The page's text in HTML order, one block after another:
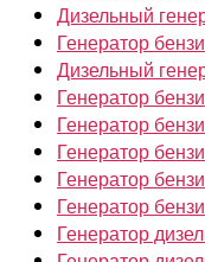
Дизельный
Генератор
Дизельный
Генератор
Генератор
Генератор
Генератор
Генератор
Генератор